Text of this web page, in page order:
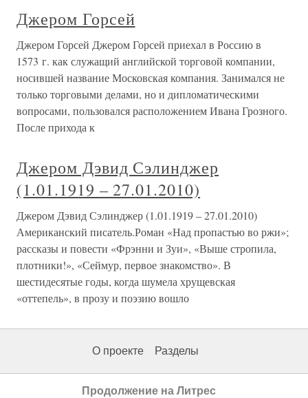
Джером Горсей
Джером Горсей Джером Горсей приехал в Россию в
1573 г. как служащий английской торговой компании,
носившей название Московская компания. Занимался не
только торговыми делами, но и дипломатическими
вопросами, пользовался расположением Ивана Грозного.
После прихода к
Джером Дэвид Сэлинджер
(1.01.1919 – 27.01.2010)
Джером Дэвид Сэлинджер (1.01.1919 – 27.01.2010)
Американский писатель.Роман «Над пропастью во ржи»;
рассказы и повести «Фрэнни и Зуи», «Выше стропила,
плотники!», «Сеймур, первое знакомство». В
шестидесятые годы, когда шумела хрущевская
«оттепель», в прозу и поэзию вошло
О проекте Разделы
Продолжение на Литрес